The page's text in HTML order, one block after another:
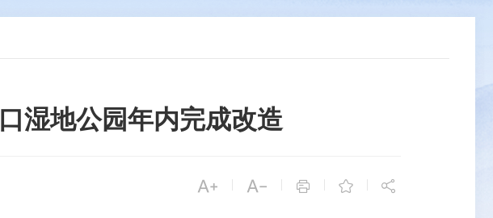
湿地公园年内完成改造
 |  |  |  | 